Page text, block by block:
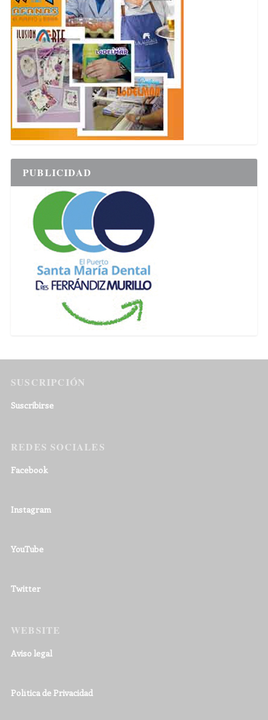
PUBLICIDAD
SUSCRIPCIÓN
Suscribirse
REDES SOCIALES
Facebook
Instagram
YouTube
Twitter
WEBSITE
Aviso legal
Política de Privacidad